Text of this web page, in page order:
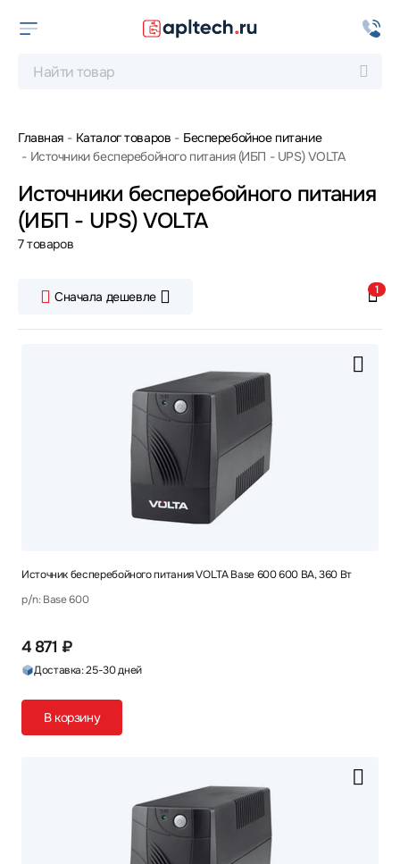
Главная Каталог товаров
Бесперебойное питание
Источники бесперебойного питания (ИБП - UPS) VOLTA
Источники бесперебойного питания
(ИБП - UPS) VOLTA
7 товаров
Сначала дешевле 1
Источник бесперебойного питания VOLTA Base 600 600 ВА, 360 Вт
p/n: Base 600
4 871 ₽
Доставка: 25-30 дней
В корзину